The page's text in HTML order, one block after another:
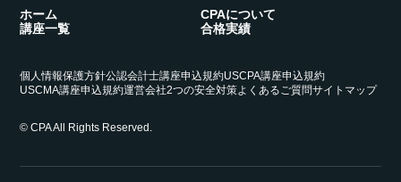
ホーム
CPAについて
講座一覧
合格実績
個人情報保護方針公認会計士講座申込規約USCPA講座申込規約
USCMA講座申込規約運営会社2つの安全対策よくあるご質問サイトマップ
© CPA All Rights Reserved.